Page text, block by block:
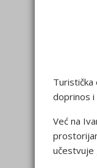
Turistička
doprinos i
Već na
učestvuje